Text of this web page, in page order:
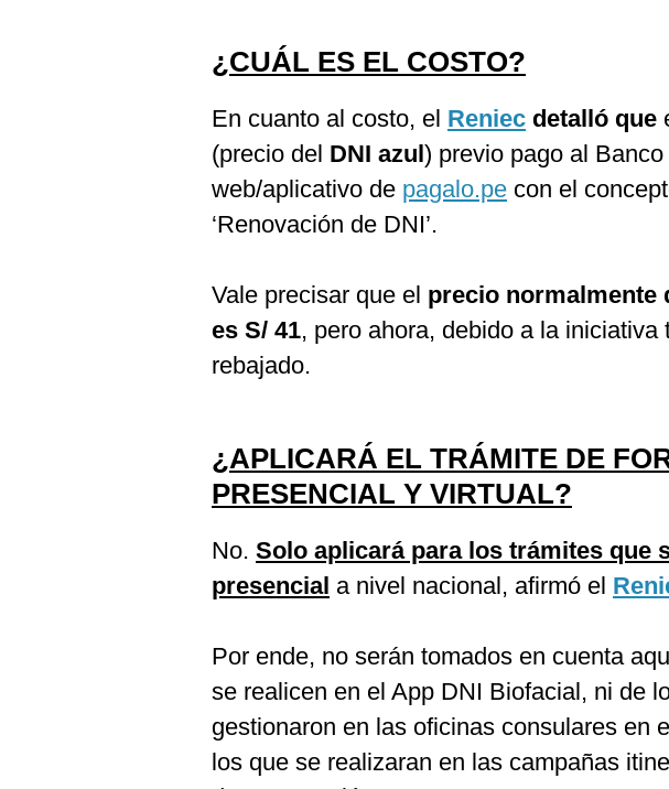
¿CUÁL ES EL COSTO?
En cuanto al costo, el Reniec detalló que
(precio del DNI azul) previo pago al
web/aplicativo de pagalo.pe con el
‘Renovación de DNI’.
Vale precisar que el precio normalmente
es S/ 41, pero ahora, debido a la iniciativa
rebajado.
¿APLICARÁ EL TRÁMITE DE
PRESENCIAL Y VIRTUAL?
No. Solo aplicará para los trámites que
presencial a nivel nacional, afirmó el
Por ende, no serán tomados en cuenta
se realicen en el App DNI Biofacial, ni de
gestionaron en las oficinas consulares en
los que se realizaran en las campañas